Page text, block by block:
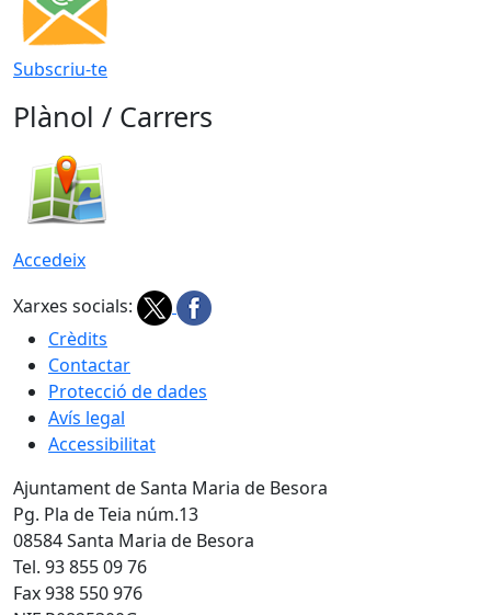
Subscriu-te
Plànol / Carrers
Accedeix
Xarxes socials:
Crèdits
Contactar
Protecció de dades
Avís legal
Accessibilitat
Ajuntament de Santa Maria de Besora
Pg. Pla de Teia núm.13
08584 Santa Maria de Besora
Tel. 93 855 09 76
Fax 938 550 976